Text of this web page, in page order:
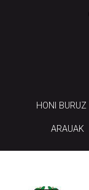
HONI BURUZ
ARAUAK